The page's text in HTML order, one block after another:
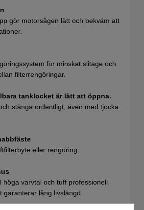
gör motorsågen lätt och bekväm att
för minskat slitage och
filterrengöringar.
tanklocket är lätt att öppna.
stänga ordentligt, även med tjocka
eller rengöring.
höga varvtal och tuff professionell
garanterar lång livslängd.